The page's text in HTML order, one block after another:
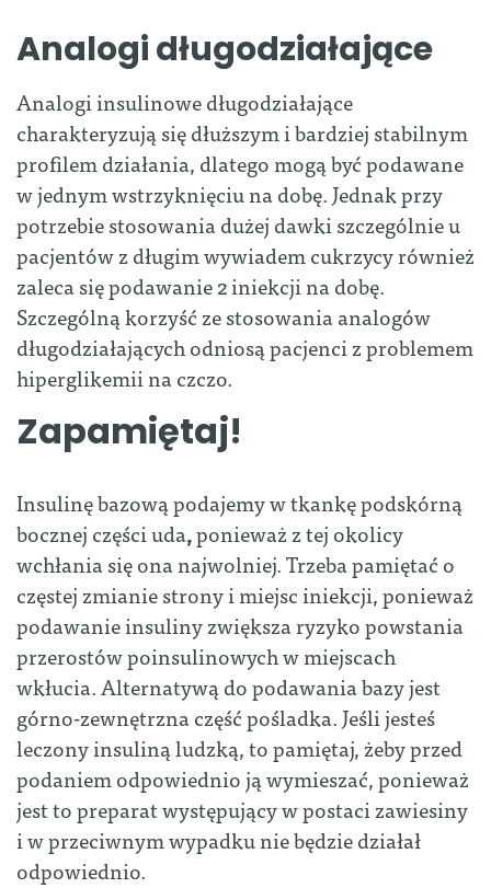
Analogi długodziałające
Analogi insulinowe długodziałające
charakteryzują się dłuższym i bardziej stabilnym
profilem działania, dlatego mogą być podawane
w jednym wstrzyknięciu na dobę. Jednak przy
potrzebie stosowania dużej dawki szczególnie u
pacjentów z długim wywiadem cukrzycy również
zaleca się podawanie 2 iniekcji na dobę.
Szczególną korzyść ze stosowania analogów
długodziałających odniosą pacjenci z problemem
hiperglikemii na czczo.
Zapamiętaj!
Insulinę bazową podajemy w tkankę podskórną
bocznej części uda,ponieważ z tej okolicy
wchłania się ona najwolniej. Trzeba pamiętać o
częstej zmianie strony i miejsc iniekcji, ponieważ
podawanie insuliny zwiększa ryzyko powstania
przerostów poinsulinowych w miejscach
wkłucia. Alternatywą do podawania bazy jest
górno-zewnętrzna część pośladka. Jeśli jesteś
leczony insuliną ludzką, to pamiętaj, żeby przed
podaniem odpowiednio ją wymieszać, ponieważ
jest to preparat występujący w postaci zawiesiny
i w przeciwnym wypadku nie będzie działał
odpowiednio.